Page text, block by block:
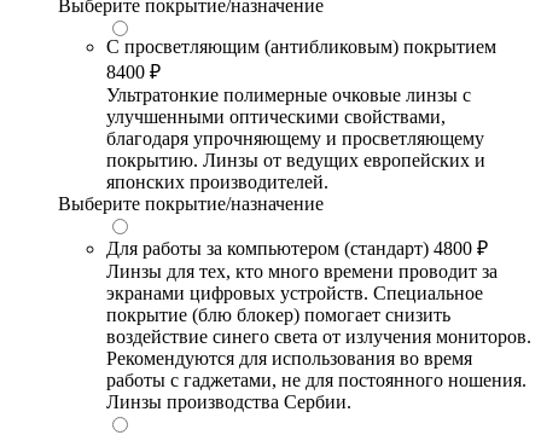
Выберите покрытие/назначение
С просветляющим (антибликовым) покрытием
8400 ₽
Ультратонкие полимерные очковые линзы с
улучшенными оптическими свойствами,
благодаря упрочняющему и просветляющему
покрытию. Линзы от ведущих европейских и
японских производителей.
Выберите покрытие/назначение
Для работы за компьютером (стандарт) 4800 ₽
Линзы для тех, кто много времени проводит за
экранами цифровых устройств. Специальное
покрытие (блю блокер) помогает снизить
воздействие синего света от излучения мониторов.
Рекомендуются для использования во время
работы с гаджетами, не для постоянного ношения.
Линзы производства Сербии.